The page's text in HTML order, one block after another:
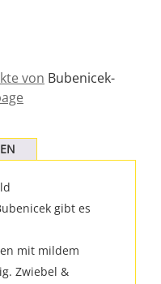
von Bubenicek-
gibt es
mit mildem
Zwiebel &